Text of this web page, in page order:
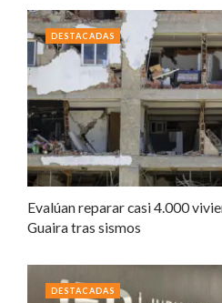
Evalúan reparar casi 4.000
Guaira tras sismos
DESTACADAS
DESTACADAS